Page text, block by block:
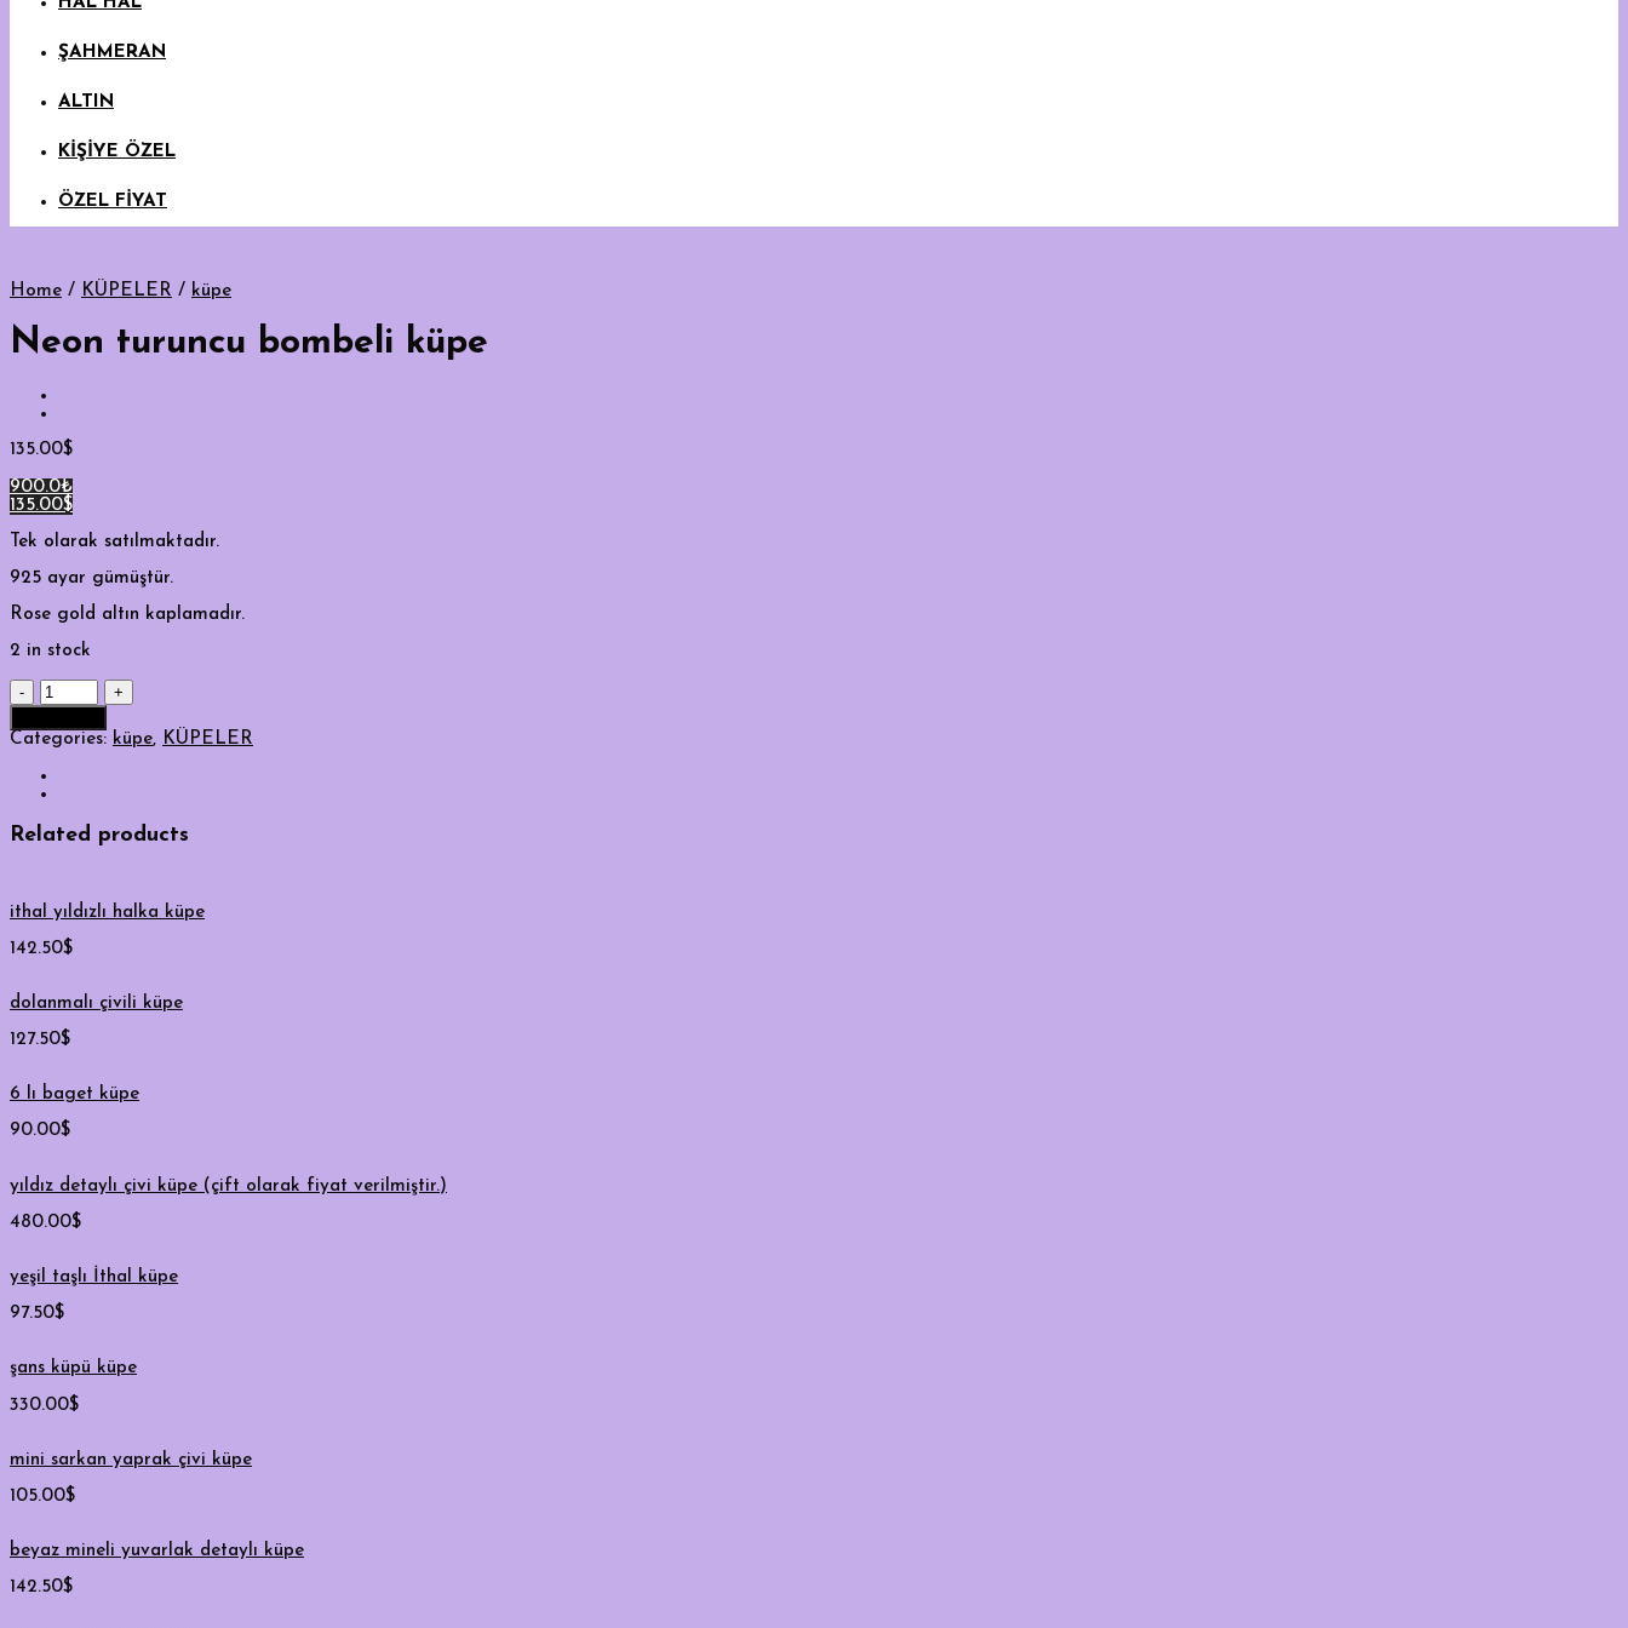
ŞAHMERAN
ALTIN
KİŞİYE ÖZEL
ÖZEL FİYAT
Home / KÜPELER / küpe
Neon turuncu bombeli küpe
135.00$
900.0₺
135.00$
Tek olarak satılmaktadır.
925 ayar gümüştür.
Rose gold altın kaplamadır.
2 in stock
Neon
turuncu
küpe
Categories: küpe, KÜPELER
Related products
ithal yıldızlı halka küpe
142.50$
dolanmalı çivili küpe
127.50$
6 lı baget küpe
90.00$
yıldız detaylı çivi küpe (çift olarak fiyat verilmiştir.)
480.00$
yeşil taşlı İthal küpe
97.50$
şans küpü küpe
330.00$
mini sarkan yaprak çivi küpe
105.00$
beyaz mineli yuvarlak detaylı küpe
142.50$